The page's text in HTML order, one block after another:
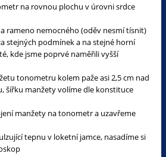
na rovnou plochu v úrovni srdce
rameno nemocného (oděv nesmí tísnit)
stejných podmínek a na stejné horní
kde jsme poprvé naměřili vyšší
tonometru kolem paže asi 2,5 cm nad
šířku manžety volíme dle konstituce
manžety na tonometr a uzavřeme
tepnu v loketní jamce, nasadíme si